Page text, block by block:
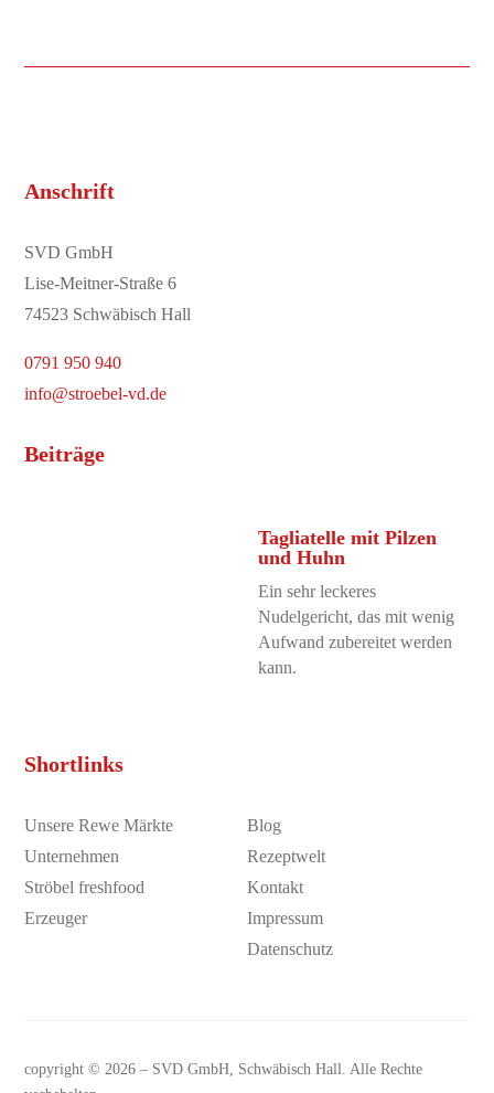
Anschrift
SVD GmbH
Lise-Meitner-Straße 6
74523 Schwäbisch Hall
0791 950 940
info@stroebel-vd.de
Beiträge
Tagliatelle mit Pilzen
und Huhn
Ein sehr leckeres
Nudelgericht, das mit wenig
Aufwand zubereitet werden
kann.
Shortlinks
Unsere Rewe Märkte
Blog
Unternehmen
Rezeptwelt
Ströbel freshfood
Kontakt
Erzeuger
Impressum
Datenschutz
copyright © 2026 – SVD GmbH , Schwäbisch Hall. Alle Rechte